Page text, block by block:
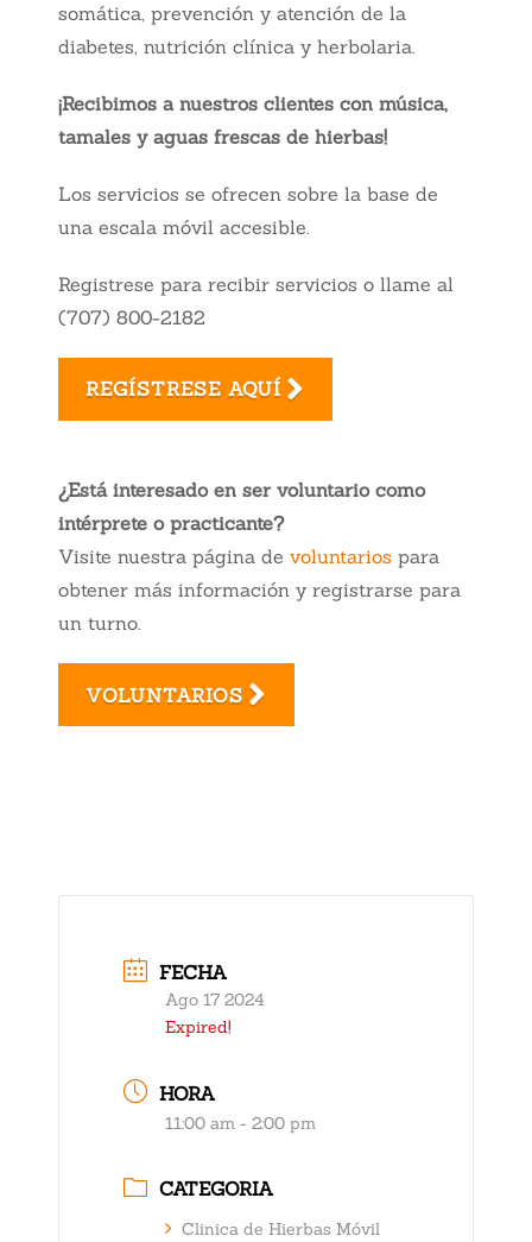
somática, prevención y atención de la
diabetes, nutrición clínica y herbolaria.
¡Recibimos a nuestros clientes con música,
tamales y aguas frescas de hierbas!
Los servicios se ofrecen sobre la base de
una escala móvil accesible.
Registrese para recibir servicios o llame al
(707) 800-2182
REGÍSTRESE AQUÍ
¿Está interesado en ser voluntario como
intérprete o practicante?
Visite nuestra página de voluntarios para
obtener más información y registrarse para
un turno.
VOLUNTARIOS
FECHA
Ago 17 2024
Expired!
HORA
11:00 am - 2:00 pm
CATEGORIA
Clinica de Hierbas Móvil